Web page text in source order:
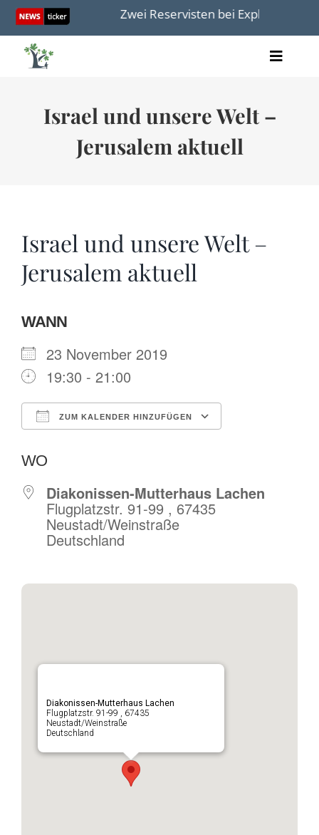
Skip
content
holen Zwei Reservisten bei Explosion getötet
Toggle
Audio
Spenden
Israel und unsere Welt –
Jerusalem aktuell
Israel und unsere Welt –
Jerusalem aktuell
WANN
23 November 2019
19:30 - 21:00
ZUM KALENDER HINZUFÜGEN
WO
Diakonissen-Mutterhaus Lachen
Flugplatzstr. 91-99 , 67435
Neustadt/Weinstraße
Deutschland
Diakonissen-Mutterhaus Lachen
Flugplatzstr. 91-99 , 67435
Neustadt/Weinstraße
Deutschland